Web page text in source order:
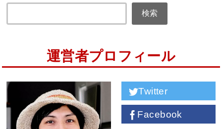
検索
運営者プロフィール
Twitter
Facebook